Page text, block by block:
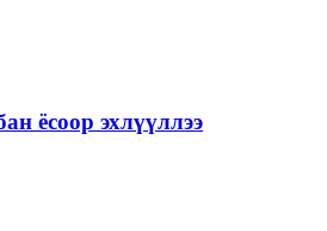
ёсоор эхлүүллээ